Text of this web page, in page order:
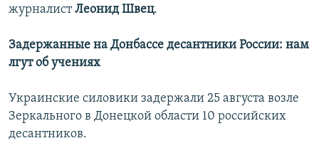
журналистЛеонид Швец.
Задержанные на Донбассе десантники России: нам
лгут об учениях
Украинские силовики задержали 25 августа возле
Зеркального в Донецкой области 10 российских
десантников.